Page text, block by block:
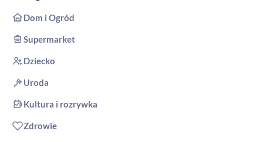
Dom i Ogród
Supermarket
Dziecko
Uroda
Kultura i rozrywka
Zdrowie